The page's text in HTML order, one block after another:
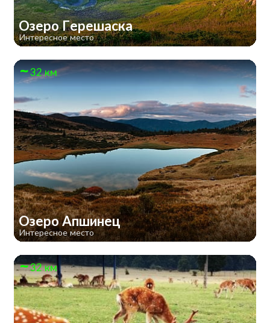
Озеро Герешаска
Интересное место
32 км
Озеро Апшинец
Интересное место
32 км